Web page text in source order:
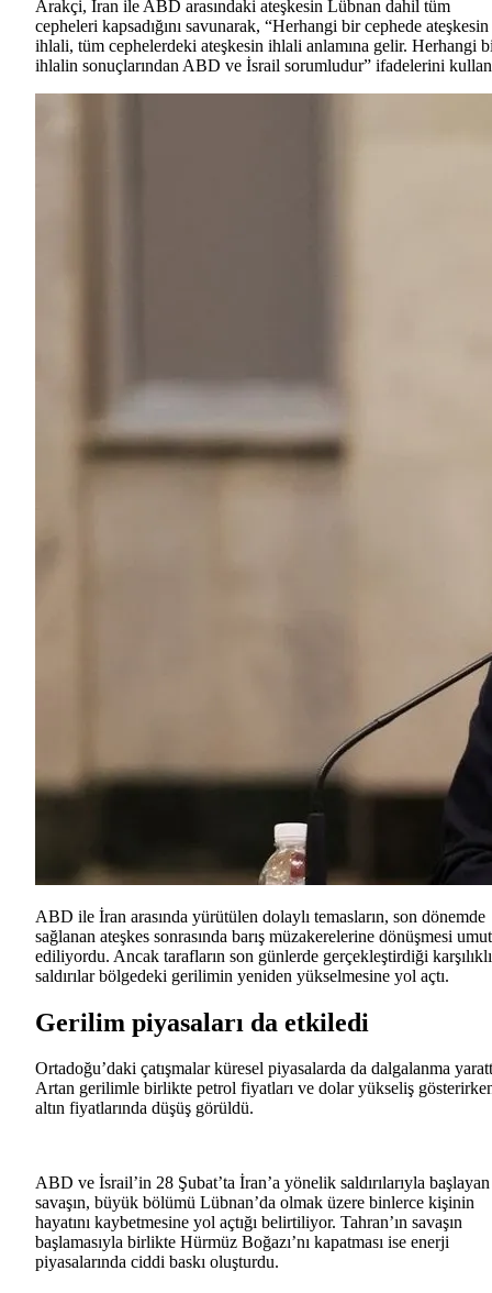
Arakçi, İran ile ABD arasındaki ateşkesin Lübnan dahil tüm
cepheleri kapsadığını savunarak, “Herhangi bir cephede ateşkesin
ihlali, tüm cephelerdeki ateşkesin ihlali anlamına gelir. Herhangi
ihlalin sonuçlarından ABD ve İsrail sorumludur” ifadelerini
ABD ile İran arasında yürütülen dolaylı temasların, son dönemde
sağlanan ateşkes sonrasında barış müzakerelerine dönüşmesi umut
ediliyordu. Ancak tarafların son günlerde gerçekleştirdiği karşılıklı
saldırılar bölgedeki gerilimin yeniden yükselmesine yol açtı.
Gerilim piyasaları da etkiledi
Ortadoğu’daki çatışmalar küresel piyasalarda da dalgalanma
Artan gerilimle birlikte petrol fiyatları ve dolar yükseliş
altın fiyatlarında düşüş görüldü.
ABD ve İsrail’in 28 Şubat’ta İran’a yönelik saldırılarıyla başlayan
savaşın, büyük bölümü Lübnan’da olmak üzere binlerce kişinin
hayatını kaybetmesine yol açtığı belirtiliyor. Tahran’ın savaşın
başlamasıyla birlikte Hürmüz Boğazı’nı kapatması ise enerji
piyasalarında ciddi baskı oluşturdu.